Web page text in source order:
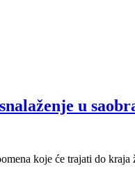
u
koje će trajati do